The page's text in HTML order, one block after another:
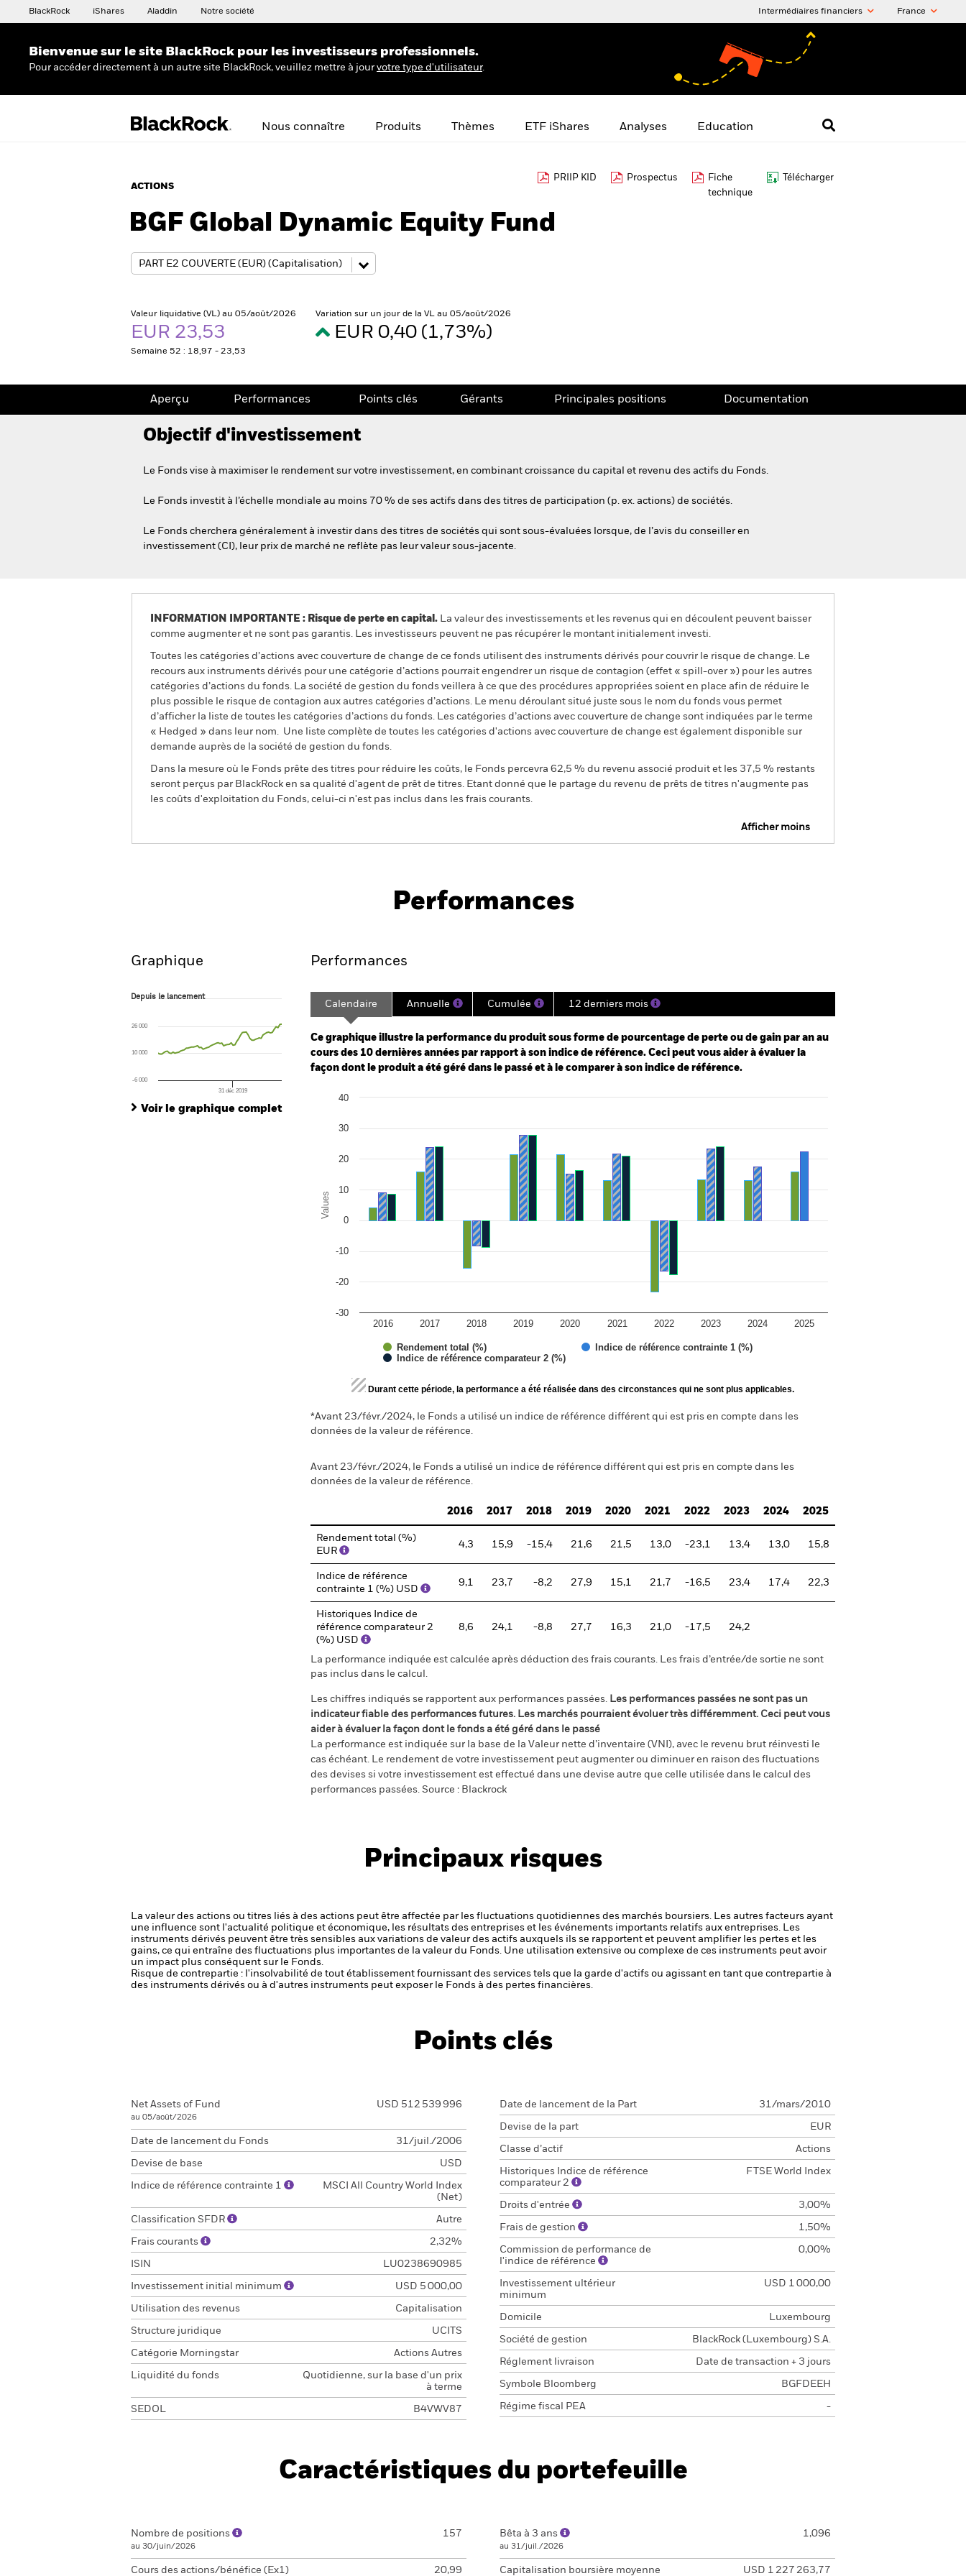
BlackRock iShares Aladdin Notre société Intermédiaires financiers France
Bienvenue sur le site BlackRock pour les investisseurs professionnels.
Pour accéder directement à un autre site BlackRock, veuillez mettre à jour votre type d'utilisateur.
Nous connaître Produits Thèmes ETF iShares Analyses Education
ACTIONS
PRIIP KID Prospectus
Fiche
technique
Télécharger
BGF Global Dynamic Equity Fund
Valeur liquidative (VL) au 05/août/2026
EUR 23,53
Semaine 52 : 18,97 - 23,53
Variation sur un jour de la VL au 05/août/2026
EUR 0,40 (1,73%)
Aperçu Performances Points clés Gérants Principales positions Documentation
Objectif d'investissement
Le Fonds vise à maximiser le rendement sur votre investissement, en combinant croissance du capital et revenu des actifs du Fonds.
Le Fonds investit à l’échelle mondiale au moins 70 % de ses actifs dans des titres de participation (p. ex. actions) de sociétés.
Le Fonds cherchera généralement à investir dans des titres de sociétés qui sont sous-évaluées lorsque, de l’avis du conseiller en
investissement (CI), leur prix de marché ne reflète pas leur valeur sous-jacente.
INFORMATION IMPORTANTE : Risque de perte en capital. La valeur des investissements et les revenus qui en découlent peuvent baisser
comme augmenter et ne sont pas garantis. Les investisseurs peuvent ne pas récupérer le montant initialement investi.
Toutes les catégories d’actions avec couverture de change de ce fonds utilisent des instruments dérivés pour couvrir le risque de change. Le
recours aux instruments dérivés pour une catégorie d’actions pourrait engendrer un risque de contagion (effet « spill-over ») pour les autres
catégories d’actions du fonds. La société de gestion du fonds veillera à ce que des procédures appropriées soient en place afin de réduire le
plus possible le risque de contagion aux autres catégories d’actions. Le menu déroulant situé juste sous le nom du fonds vous permet
d’afficher la liste de toutes les catégories d’actions du fonds. Les catégories d’actions avec couverture de change sont indiquées par le terme
« Hedged » dans leur nom. Une liste complète de toutes les catégories d'actions avec couverture de change est également disponible sur
demande auprès de la société de gestion du fonds.
Dans la mesure où le Fonds prête des titres pour réduire les coûts, le Fonds percevra 62,5 % du revenu associé produit et les 37,5 % restants
seront perçus par BlackRock en sa qualité d'agent de prêt de titres. Etant donné que le partage du revenu de prêts de titres n'augmente pas
les coûts d'exploitation du Fonds, celui-ci n'est pas inclus dans les frais courants.
Afficher moins
Performances
Graphique
Depuis le lancement
The chart has 1 X axis displaying Time. Range: 2010-01-01 00:00:00 to 2026-07-31 00:00:00.
The chart has 1 Y axis displaying values. Range: -160 to 320.
Depuis le lancement
31 déc 2019
-6 000
10 000
26 000
Voir le graphique complet
Performances
Calendaire Annuelle Cumulée 12 derniers mois
Ce graphique illustre la performance du produit sous forme de pourcentage de perte ou de gain par an au
cours des 10 dernières années par rapport à son indice de référence. Ceci peut vous aider à évaluer la
façon dont le produit a été géré dans le passé et à le comparer à son indice de référence.
Bar chart with 3 data series.
The chart has 1 Y axis displaying Values. Range: -30 to 40.
Values
Rendement total (%)
Indice de référence contrainte 1 (%)
Indice de référence comparateur 2 (%)
2016 2017 2018 2019 2020 2021 2022 2023 2024 2025
-30
-20
-10
0
10
20
30
40
End of interactive chart.
Durant cette période, la performance a été réalisée dans des circonstances qui ne sont plus applicables.
*Avant 23/févr./2024, le Fonds a utilisé un indice de référence différent qui est pris en compte dans les
données de la valeur de référence.
Avant 23/févr./2024, le Fonds a utilisé un indice de référence différent qui est pris en compte dans les
données de la valeur de référence.
2016 2017 2018 2019 2020 2021 2022 2023 2024 2025
Rendement total (%)
EUR
4,3 15,9 -15,4 21,6 21,5 13,0 -23,1 13,4 13,0 15,8
Indice de référence
contrainte 1 (%) USD
9,1 23,7 -8,2 27,9 15,1 21,7 -16,5 23,4 17,4 22,3
Historiques Indice de
référence comparateur 2
(%) USD
8,6 24,1 -8,8 27,7 16,3 21,0 -17,5 24,2
La performance indiquée est calculée après déduction des frais courants. Les frais d’entrée/de sortie ne sont
pas inclus dans le calcul.
Les chiffres indiqués se rapportent aux performances passées. Les performances passées ne sont pas un
indicateur fiable des performances futures. Les marchés pourraient évoluer très différemment. Ceci peut vous
aider à évaluer la façon dont le fonds a été géré dans le passé
La performance est indiquée sur la base de la Valeur nette d’inventaire (VNI), avec le revenu brut réinvesti le
cas échéant. Le rendement de votre investissement peut augmenter ou diminuer en raison des fluctuations
des devises si votre investissement est effectué dans une devise autre que celle utilisée dans le calcul des
performances passées. Source : Blackrock
Principaux risques
La valeur des actions ou titres liés à des actions peut être affectée par les fluctuations quotidiennes des marchés boursiers. Les autres facteurs ayant
une influence sont l'actualité politique et économique, les résultats des entreprises et les événements importants relatifs aux entreprises. Les
instruments dérivés peuvent être très sensibles aux variations de valeur des actifs auxquels ils se rapportent et peuvent amplifier les pertes et les
gains, ce qui entraîne des fluctuations plus importantes de la valeur du Fonds. Une utilisation extensive ou complexe de ces instruments peut avoir
un impact plus conséquent sur le Fonds.
Risque de contrepartie : l'insolvabilité de tout établissement fournissant des services tels que la garde d'actifs ou agissant en tant que contrepartie à
des instruments dérivés ou à d'autres instruments peut exposer le Fonds à des pertes financières.
Points clés
Net Assets of Fund
au 05/août/2026
USD 512 539 996
Date de lancement du Fonds 31/juil./2006
Devise de base USD
Indice de référence contrainte 1
MSCI All Country World Index
(Net)
Classification SFDR Autre
Frais courants 2,32%
ISIN LU0238690985
Investissement initial minimum USD 5 000,00
Utilisation des revenus Capitalisation
Structure juridique UCITS
Catégorie Morningstar Actions Autres
Liquidité du fonds
Quotidienne, sur la base d'un prix
à terme
SEDOL B4VWV87
Date de lancement de la Part 31/mars/2010
Devise de la part EUR
Classe d’actif Actions
Historiques Indice de référence
comparateur 2
FTSE World Index
Droits d'entrée 3,00%
Frais de gestion 1,50%
Commission de performance de
l'indice de référence
0,00%
Investissement ultérieur
minimum
USD 1 000,00
Domicile Luxembourg
Société de gestion BlackRock (Luxembourg) S.A.
Réglement livraison Date de transaction + 3 jours
Symbole Bloomberg BGFDEEH
Régime fiscal PEA -
Caractéristiques du portefeuille
Nombre de positions
au 30/juin/2026
157
Cours des actions/bénéfice (Ex1) 20,99
Bêta à 3 ans
au 31/juil./2026
1,096
Capitalisation boursière moyenne USD 1 227 263,77